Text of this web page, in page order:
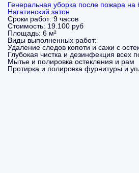
Генеральная уборка после пожара на
Нагатинский затон
Сроки работ: 9 часов
Стоимость: 19.100 руб
Площадь: 6 м²
Виды выполненных работ:
Удаление следов копоти и сажи с
Глубокая чистка и дезинфекция всех
Мытье и полировка остекления и рам
Протирка и полировка фурнитуры и